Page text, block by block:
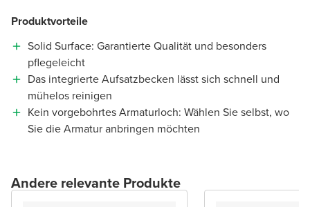
Produktvorteile
Solid Surface: Garantierte Qualität und besonders
pflegeleicht
Das integrierte Aufsatzbecken lässt sich schnell und
mühelos reinigen
Kein vorgebohrtes Armaturloch: Wählen Sie selbst, wo
Sie die Armatur anbringen möchten
Andere relevante Produkte